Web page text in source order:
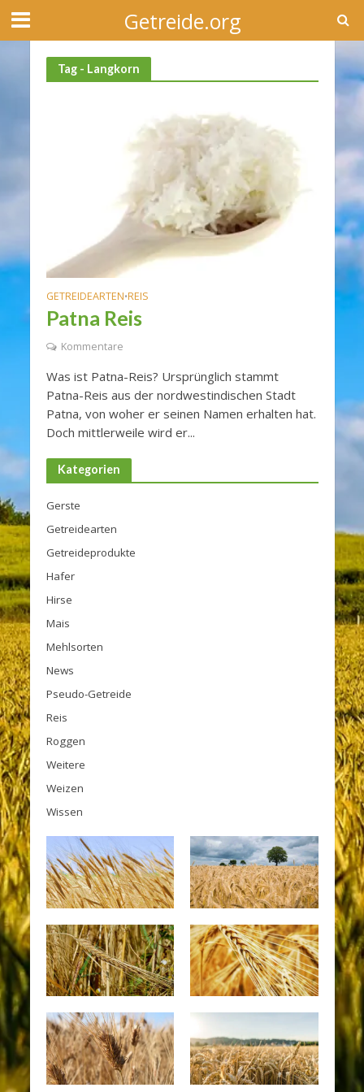
Getreide.org
Tag - Langkorn
GETREIDEARTEN•REIS
Patna Reis
Kommentare
Was ist Patna-Reis? Ursprünglich stammt
Patna-Reis aus der nordwestindischen Stadt
Patna, von woher er seinen Namen erhalten hat.
Doch mittlerweile wird er...
Kategorien
Gerste
Getreidearten
Getreideprodukte
Hafer
Hirse
Mais
Mehlsorten
News
Pseudo-Getreide
Reis
Roggen
Weitere
Weizen
Wissen